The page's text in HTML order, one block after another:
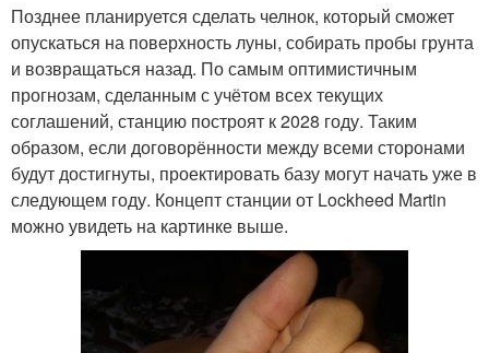
Позднее планируется сделать челнок, который сможет
опускаться на поверхность луны, собирать пробы грунта
и возвращаться назад. По самым оптимистичным
прогнозам, сделанным с учётом всех текущих
соглашений, станцию построят к 2028 году. Таким
образом, если договорённости между всеми сторонами
будут достигнуты, проектировать базу могут начать уже в
следующем году. Концепт станции от Lockheed Martin
можно увидеть на картинке выше.